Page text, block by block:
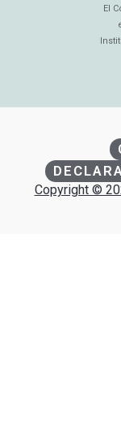
El
Copyright ©